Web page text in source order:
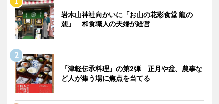
岩木山神社向かいに「お山の花彩食堂 龍の
憩」 和食職人の夫婦が経営
「津軽伝承料理」の第2弾 正月や盆、農事な
ど人が集う場に焦点を当てる